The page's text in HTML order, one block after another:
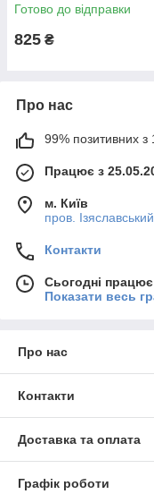
Готово до відправки
825 ₴
Про нас
99% позитивних з
Працює з
м. Київ
пров.
Контакти
Сьогодні
Показати весь
Про нас
Контакти
Доставка та оплата
Графік роботи